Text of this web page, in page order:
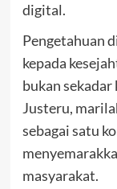
digital.
Pengetahuan
kepada
bukan
Justeru,
sebagai satu
masyarakat.